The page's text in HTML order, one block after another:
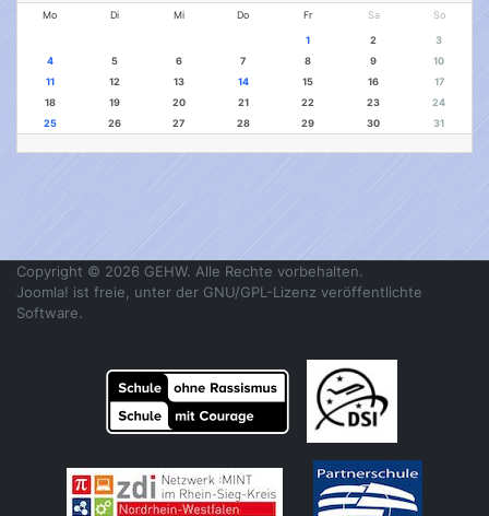
Mo Di Mi Do Fr Sa So
1 2
3
4
5 6 7 8 9
10
11
12 13 14 15 16
17
18
19 20 21 22 23
24
25
26 27 28 29 30 31
Copyright © 2026 GEHW. Alle Rechte vorbehalten.
Joomla! ist freie, unter der GNU/GPL-Lizenz veröffentlichte
Software.